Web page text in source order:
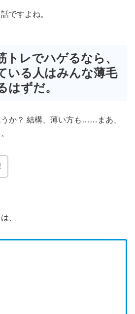
ですよね。
トレでハゲるなら、
いる人はみんな薄毛
はずだ。
か？ 結構、薄い方も……まあ、
、